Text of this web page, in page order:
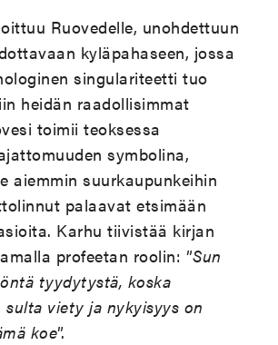
Ruovedelle, unohdettuun
kyläpahaseen, jossa
singulariteetti tuo
heidän raadollisimmat
toimii teoksessa
symbolina,
aiemmin suurkaupunkeihin
palaavat etsimään
Karhu tiivistää kirjan
profeetan roolin: ”Sun
tyydytystä, koska
sulta viety ja nykyisyys on
koe”.